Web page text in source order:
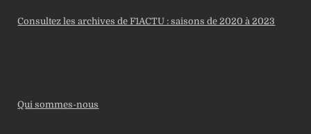
Consultez les archives de F1ACTU : saisons de 2020 à 2023
Qui sommes-nous